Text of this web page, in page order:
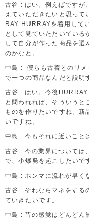
古谷 : はい。例えばですが
えていただきたいと思っ
RAY HURRAYを着用して
として見ていただいている
して自分が作った商品を選
のかなと。
中島 : 僕らも古着とのリメ
で一つの商品なんだと説明
古谷 : はい。今後
と問われれば、そういうと
ものを作りたいですね。新
いですね。
中島 : 今もそれに近いこと
古谷 : 今の業界については
で、小爆発を起こしたいで
中島 : ホンマに流れが早く
古谷 : それならマネをする
ていきたいです。
中島 : 昔の感覚はどんどん